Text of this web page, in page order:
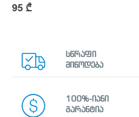
95 ₾
სწრაფი
მიწოდება
100%-იანი
გარანტია